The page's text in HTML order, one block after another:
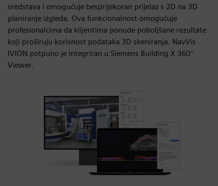
sredstava i omogućuje besprijekoran prijelaz s 2D na 3D
planiranje izgleda. Ova funkcionalnost omogućuje
profesionalcima da klijentima ponude poboljšane rezultate
koji proširuju korisnost podataka 3D skeniranja. NavVis
IVION potpuno je integriran u Siemens Building X 360°
Viewer.